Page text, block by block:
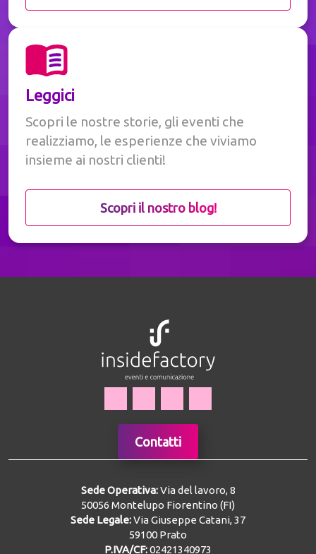
Leggici
Scopri le nostre storie, gli eventi che
realizziamo, le esperienze che viviamo
insieme ai nostri clienti!
Scopri il nostro blog!
Contatti
Sede Operativa:Via del lavoro, 8
50056 Montelupo Fiorentino (FI)
Sede Legale:Via Giuseppe Catani, 37
59100 Prato
P.IVA/CF:02421340973